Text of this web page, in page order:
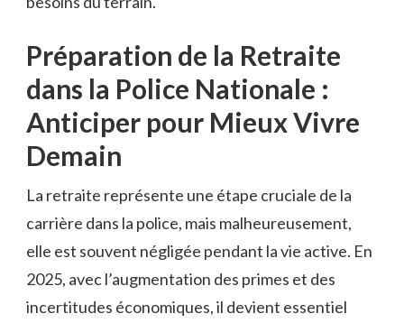
Préparation de la Retraite
dans la Police Nationale :
Anticiper pour Mieux Vivre
Demain
La retraite représente une étape cruciale de la
carrière dans la police, mais malheureusement,
elle est souvent négligée pendant la vie active. En
2025, avec l’augmentation des primes et des
incertitudes économiques, il devient essentiel